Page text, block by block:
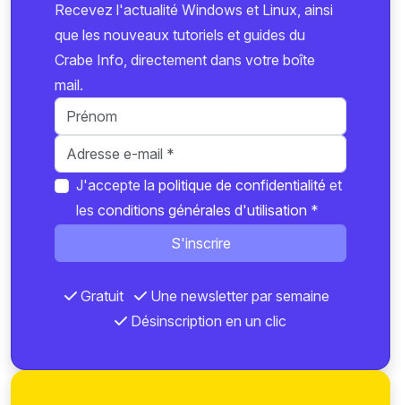
Recevez l'actualité Windows et Linux, ainsi
que les nouveaux tutoriels et guides du
Crabe Info, directement dans votre boîte
mail.
J'accepte la politique de confidentialité et
les conditions générales d'utilisation *
S'inscrire
Gratuit
Une newsletter par semaine
Désinscription en un clic